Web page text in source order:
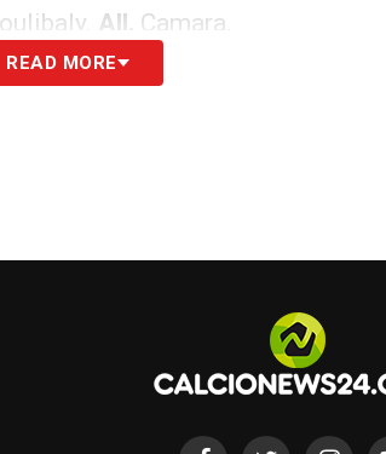
All. Camara.
READ MORE